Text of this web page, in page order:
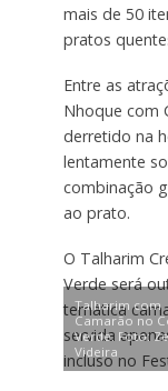
mais de 50
pratos
Entre as
Nhoque com
derretido na
lentamente
combinação
ao prato.
O Talharim
Verde será
temática
servida
incluso no
Talharim com
Camarão no
Verde. Foto:
Videira